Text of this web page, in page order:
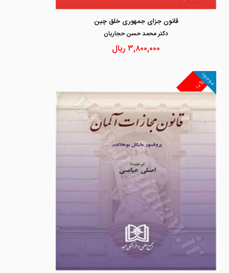
قانون جزای جمهوری خلق چین
دكتر محمد حسن حجاريان
۳,۸۰۰,۰۰۰ریال
۱۰%
موجود